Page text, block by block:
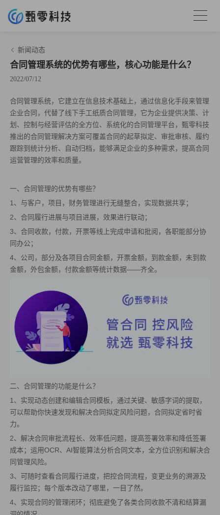
新闻动态
合同管理系统的优势有哪些，核心功能是什么？
2022/07/12
合同管理系统，它建立在信息技术基础上，通过信息化手段来管理
企业合同，代替了线下手工纸质合同管理，它为企业提供决策、计
划、控制与经营评估的全方位、系统化的合同管理平台，甄零科技
推出的合同管理解决方案可覆盖合同的起草拟定、审批审核、履约
跟踪到统计分析、自动归档，能够满足企业的多种需求，提高合同
运营管理的效率和质量。
一、合同管理的优势有哪些？
1、与客户，项目，财务管理进行无缝整合，实现数据共享；
2、合同履行进展与项目进展，效果进行联动；
3、合同收款，付款，开票等线上完成申请和批阅，各职能部分协
同办公；
4、公司，部分及各项目合同金额，开票金额，到款金额，未到款
金额，外包金额，付款金额等统计数据——齐全。
二、合同管理的功能是什么？
1、实现动态创建和编辑合同模板，通过关键、敏感字词的提取，
可以帮助你快速发现和解决合同拟定风险问题，合同拟定省时省
力。
2、解决合同审批流程长、效率低问题，提高签署效率和降低签署
成本；运用OCR、AI智能算法分析合同文本，全方位识别和解决合
同管理风险。
3、可随时查看合同履行进度，把控合同流程，变更业务的溯源及
履行监控；每个版本改动了哪里，一目了然。
4、实现合同的管理闭环；彻底避免了各类合同收款不清和结算漏